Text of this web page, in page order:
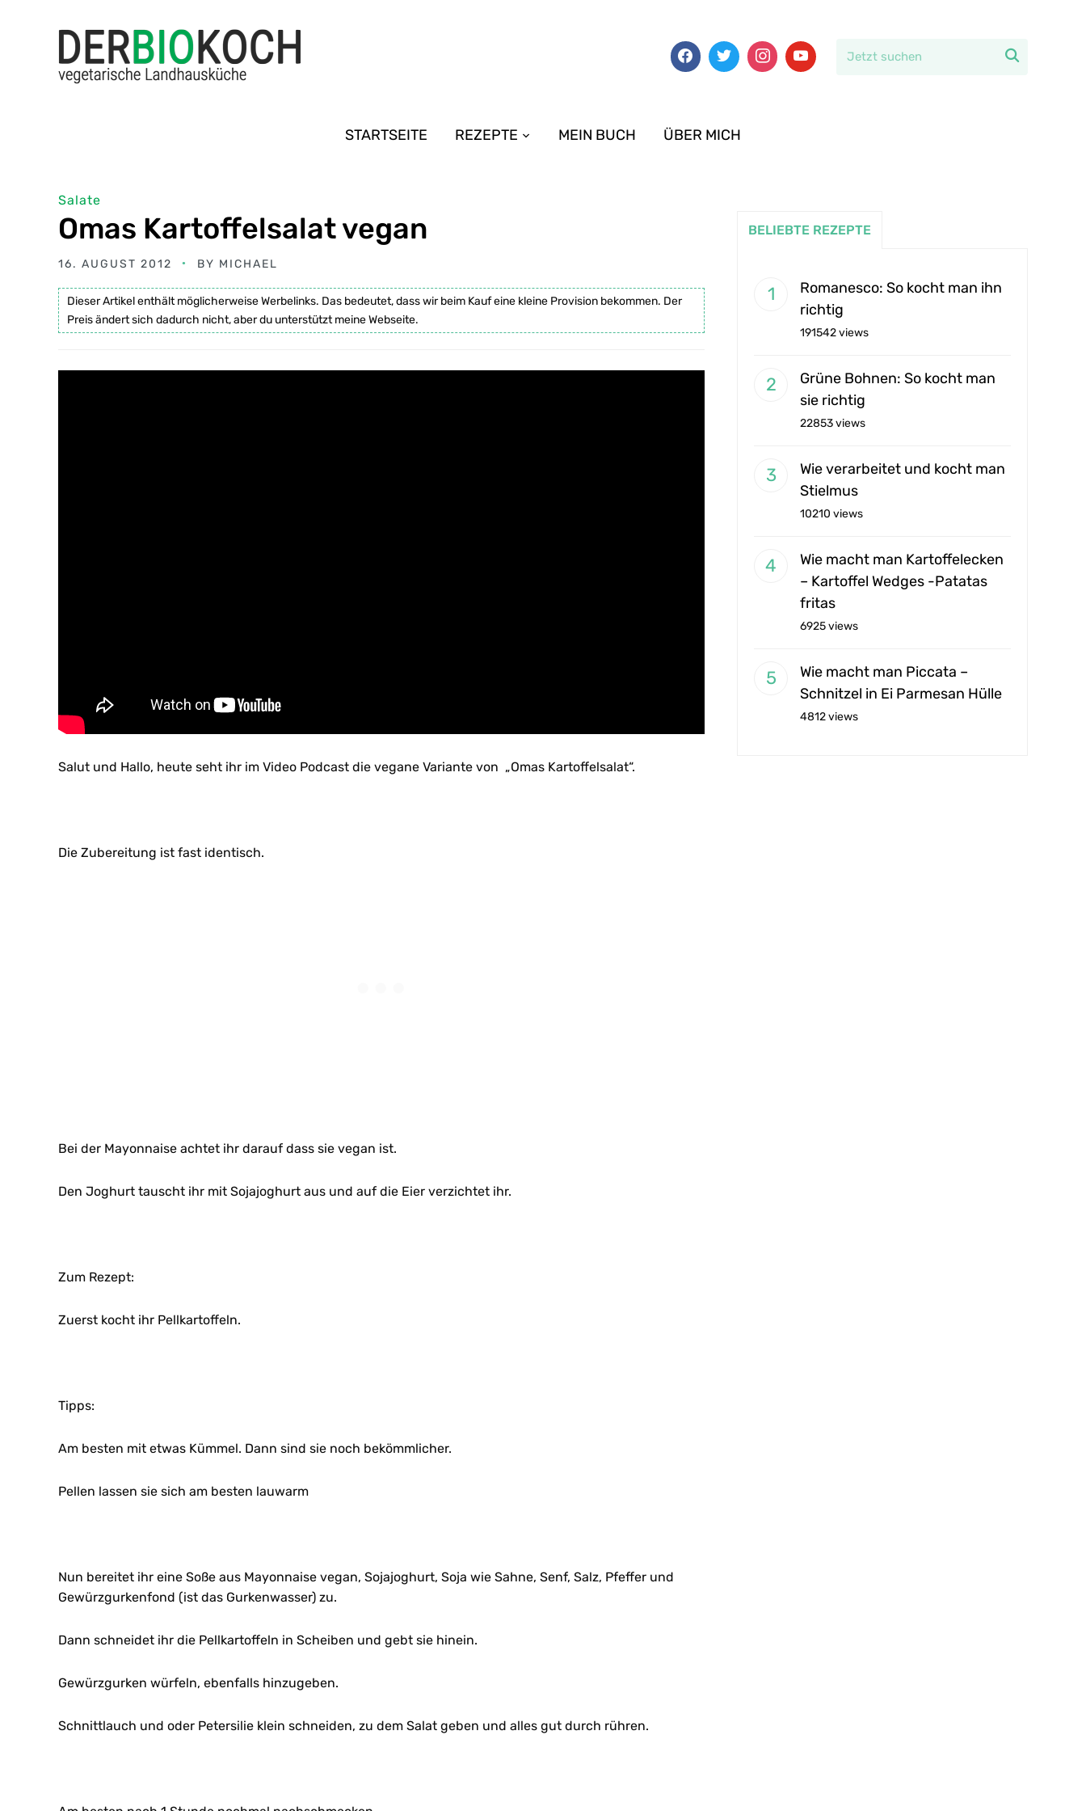

STARTSEITE REZEPTE MEIN BUCH ÜBER MICH
Salate
Omas Kartoffelsalat vegan
16. AUGUST 2012 BY MICHAEL
Dieser Artikel enthält möglicherweise Werbelinks. Das bedeutet, dass wir beim Kauf eine kleine Provision bekommen. Der
Preis ändert sich dadurch nicht, aber du unterstützt meine Webseite.
Salut und Hallo, heute seht ihr im Video Podcast die vegane Variante von „Omas Kartoffelsalat“.
Die Zubereitung ist fast identisch.
Bei der Mayonnaise achtet ihr darauf dass sie vegan ist.
Den Joghurt tauscht ihr mit Sojajoghurt aus und auf die Eier verzichtet ihr.
Zum Rezept:
Zuerst kocht ihr Pellkartoffeln.
Tipps:
Am besten mit etwas Kümmel. Dann sind sie noch bekömmlicher.
Pellen lassen sie sich am besten lauwarm
Nun bereitet ihr eine Soße aus Mayonnaise vegan, Sojajoghurt, Soja wie Sahne, Senf, Salz, Pfeffer und
Gewürzgurkenfond (ist das Gurkenwasser) zu.
Dann schneidet ihr die Pellkartoffeln in Scheiben und gebt sie hinein.
Gewürzgurken würfeln, ebenfalls hinzugeben.
Schnittlauch und oder Petersilie klein schneiden, zu dem Salat geben und alles gut durch rühren.
BELIEBTE REZEPTE
Romanesco: So kocht man ihn
richtig
191542 views
Grüne Bohnen: So kocht man
sie richtig
22853 views
Wie verarbeitet und kocht man
Stielmus
10210 views
Wie macht man Kartoffelecken
– Kartoffel Wedges -Patatas
fritas
6925 views
Wie macht man Piccata –
Schnitzel in Ei Parmesan Hülle
4812 views